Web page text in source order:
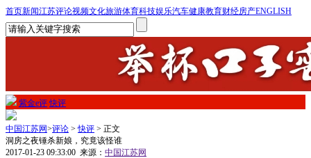
首页新闻江苏评论视频文化旅游体育科技娱乐汽车健康教育财经房产ENGLISH
紫金e评 快评
中国江苏网>评论 >快评 > 正文
洞房之夜锤杀新娘，究竟该怪谁
2017-01-23 09:33:00 来源： 中国江苏网